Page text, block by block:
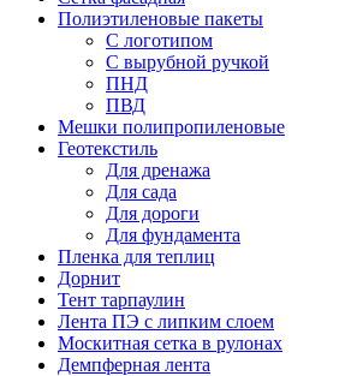
Полиэтиленовые пакеты
С логотипом
С вырубной ручкой
ПНД
ПВД
Мешки полипропиленовые
Геотекстиль
Для дренажа
Для сада
Для дороги
Для фундамента
Пленка для теплиц
Дорнит
Тент тарпаулин
Лента ПЭ с липким слоем
Москитная сетка в рулонах
Демпферная лента